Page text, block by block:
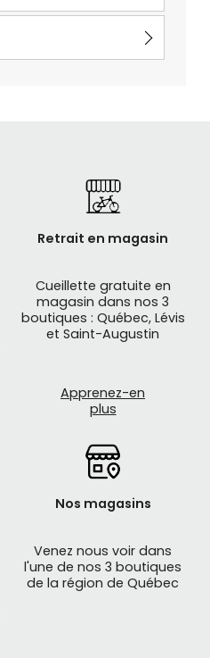
Retrait en magasin
Cueillette gratuite en
magasin dans nos 3
boutiques : Québec, Lévis
et Saint-Augustin
Apprenez-en
plus
Nos magasins
Venez nous voir dans
l'une de nos 3 boutiques
de la région de Québec